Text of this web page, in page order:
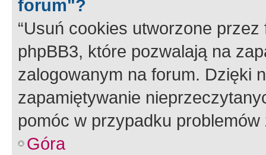
forum"?
“Usuń cookies utworzone
phpBB3, które pozwalają na
zalogowanym na forum. Dzięki
zapamiętywanie
pomóc w przypadku
Góra